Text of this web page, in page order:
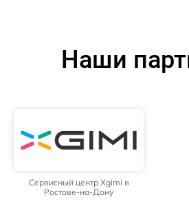
Наши
Сервисный центр Xgimi в
Ростове-на-Дону